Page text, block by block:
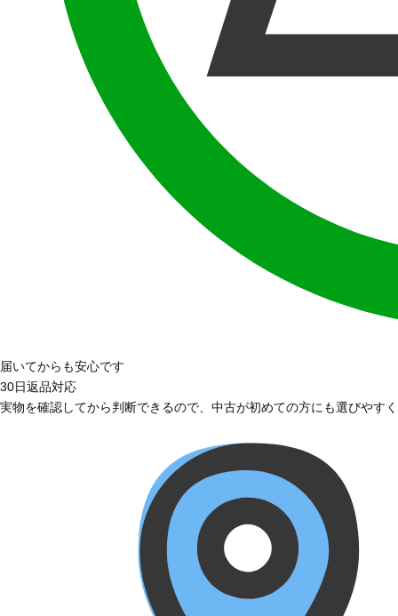
届いてからも安心です
30日返品対応
実物を確認してから判断できるので、中古が初めての方にも選びやす